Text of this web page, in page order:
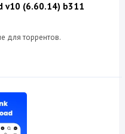
v10 (6.60.14) b311
для торрентов.